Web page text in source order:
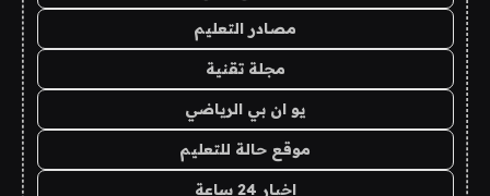
مصادر التعليم
مجلة تقنية
يو ان بي الرياضي
موقع حالة للتعليم
اخبار 24 ساعة